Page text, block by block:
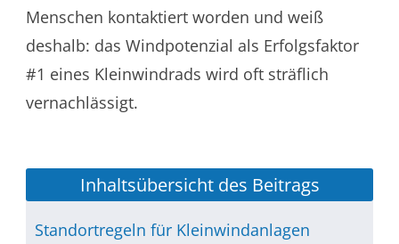
Menschen kontaktiert worden und weiß
deshalb: das Windpotenzial als Erfolgsfaktor
#1 eines Kleinwindrads wird oft sträflich
vernachlässigt.
Inhaltsübersicht des Beitrags
Standortregeln für Kleinwindanlagen